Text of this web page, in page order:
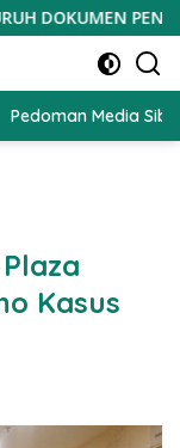
PENGADAAN
Pedoman Media
Kasus